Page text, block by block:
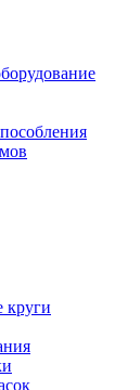
круги